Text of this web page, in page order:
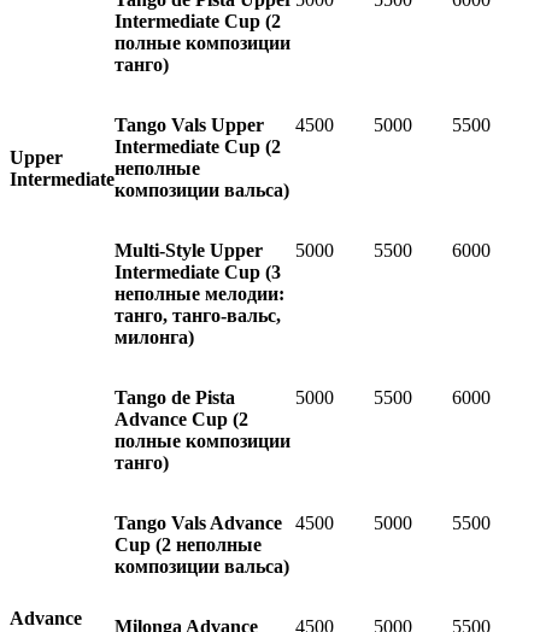
Upper
Intermediate
Intermediate Cup (2
полные композиции
танго)
Tango Vals Upper
Intermediate Cup (2
неполные
композиции вальса)
4500 5000 5500
Multi-Style Upper
Intermediate Cup (3
неполные мелодии:
танго, танго-вальс,
милонга)
5000 5500 6000
Advance
Tango de Pista
Advance Cup (2
полные композиции
танго)
5000 5500 6000
Tango Vals Advance
Cup (2 неполные
композиции вальса)
4500 5000 5500
Milonga Advance
4500 5000 5500